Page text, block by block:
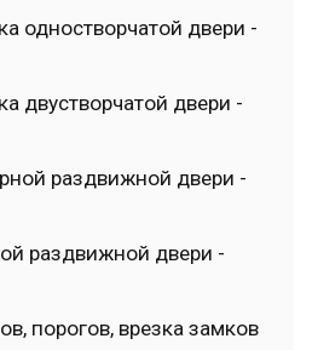
одностворчатой двери -
двустворчатой двери -
раздвижной двери -
раздвижной двери -
порогов, врезка замков